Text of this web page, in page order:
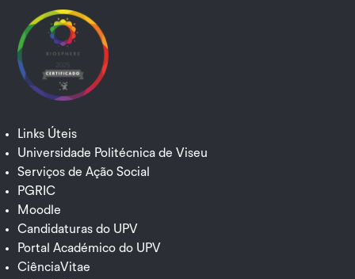
Links Úteis
Universidade Politécnica de Viseu
Serviços de Ação Social
PGRIC
Moodle
Candidaturas do UPV
Portal Académico do UPV
CiênciaVitae